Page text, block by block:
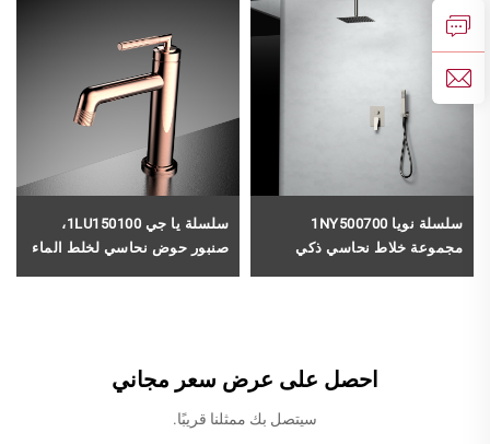
سلسلة نويا 1NY500700
مجموعة خلاط نحاسي ذكي
سلسلة يا جي 1LU150100،
صنبور حوض نحاسي لخلط الماء
احصل على عرض سعر مجاني
سيتصل بك ممثلنا قريبًا.